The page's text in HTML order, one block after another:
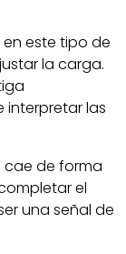
este tipo de
la carga.
interpretar las
cae de forma
el
una señal de